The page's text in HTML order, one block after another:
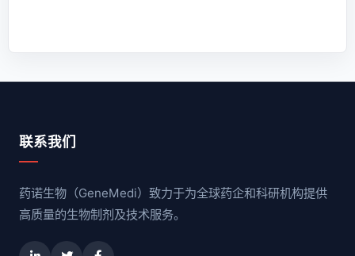
联系我们
药诺生物（GeneMedi）致力于为全球药企和科研机构提供
高质量的生物制剂及技术服务。